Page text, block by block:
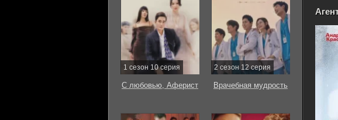
1 сезон 10 серия
С любовью, Аферист
2 сезон 12 серия
Врачебная мудрость